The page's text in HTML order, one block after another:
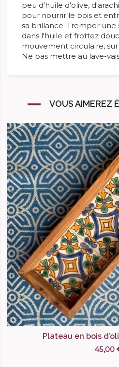
peu d’huile d'olive,
pour nourrir le bois et
sa brillance. Tremper
dans l'huile et frottez
mouvement circulaire,
Ne pas mettre au lave-
VOUS AIMEREZ
Plateau en bois
45,00